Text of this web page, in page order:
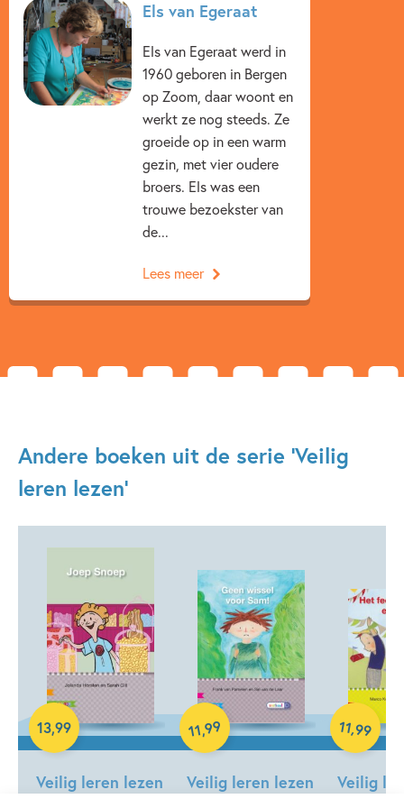
Beginnende lezer & AVI boeken
Woorden & taal
Els van Egeraat
Els Rooijers
Els van Egeraat
Els van Egeraat werd in
1960 geboren in Bergen
op Zoom, daar woont en
werkt ze nog steeds. Ze
groeide op in een warm
gezin, met vier oudere
broers. Els was een
trouwe bezoekster van
de...
Lees meer
Andere boeken uit de serie 'Veilig
leren lezen'
Veilig leren lezen
13,99
Hardcover
Veilig leren lezen
11,99
Hardcover
Veilig
11,99
Hardcover